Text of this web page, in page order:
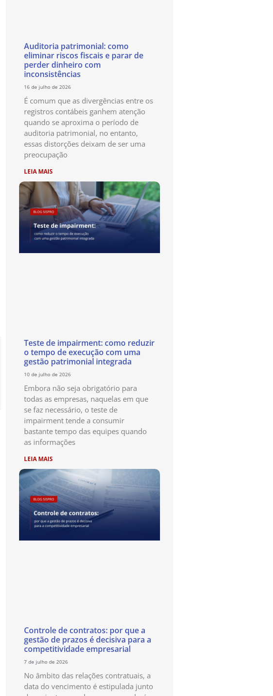
Auditoria patrimonial: como
eliminar riscos fiscais e parar de
perder dinheiro com
inconsistências
16 de julho de 2026
É comum que as divergências entre os
registros contábeis ganhem atenção
quando se aproxima o período de
auditoria patrimonial, no entanto,
essas distorções deixam de ser uma
preocupação
LEIA MAIS
Teste de impairment: como reduzir
o tempo de execução com uma
gestão patrimonial integrada
10 de julho de 2026
Embora não seja obrigatório para
todas as empresas, naquelas em que
se faz necessário, o teste de
impairment tende a consumir
bastante tempo das equipes quando
as informações
LEIA MAIS
Controle de contratos: por que a
gestão de prazos é decisiva para a
competitividade empresarial
7 de julho de 2026
No âmbito das relações contratuais, a
data do vencimento é estipulada junto